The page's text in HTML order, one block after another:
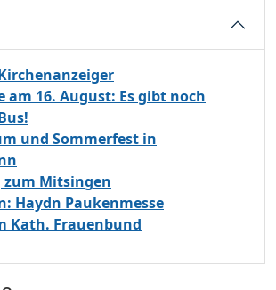
am 16. August: Es gibt noch
und Sommerfest in
zum Mitsingen
Haydn Paukenmesse
Kath. Frauenbund